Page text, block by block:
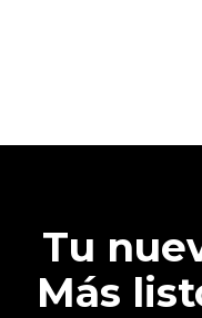
Tu
Más